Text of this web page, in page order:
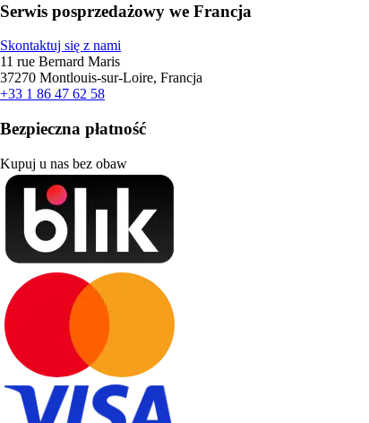
Serwis posprzedażowy we Francja
Skontaktuj się z nami
11 rue Bernard Maris
37270 Montlouis-sur-Loire, Francja
+33 1 86 47 62 58
Bezpieczna płatność
Kupuj u nas bez obaw